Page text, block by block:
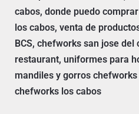
cabos, donde puedo
los cabos, venta de
BCS, chefworks san jose
restaurant, uniformes para
mandiles y gorros
chefworks los cabos